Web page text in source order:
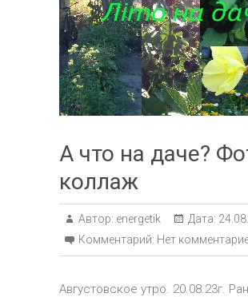
А что на даче?
коллаж
Автор: energetik Дата:
Комментарий: Нет
Августовское утро. 20.08.23г.